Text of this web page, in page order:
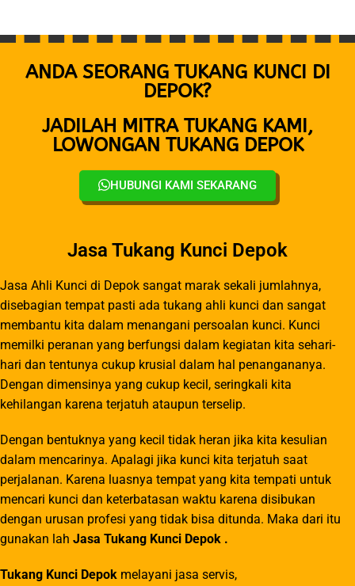
ANDA SEORANG TUKANG KUNCI DI
DEPOK?
JADILAH MITRA TUKANG KAMI,
LOWONGAN TUKANG DEPOK
HUBUNGI KAMI SEKARANG
Jasa Tukang Kunci Depok
Jasa Ahli Kunci di Depok sangat marak sekali jumlahnya,
disebagian tempat pasti ada tukang ahli kunci dan sangat
membantu kita dalam menangani persoalan kunci. Kunci
memilki peranan yang berfungsi dalam kegiatan kita sehari-
hari dan tentunya cukup krusial dalam hal penangananya.
Dengan dimensinya yang cukup kecil, seringkali kita
kehilangan karena terjatuh ataupun terselip.
Dengan bentuknya yang kecil tidak heran jika kita kesulian
dalam mencarinya. Apalagi jika kunci kita terjatuh saat
perjalanan. Karena luasnya tempat yang kita tempati untuk
mencari kunci dan keterbatasan waktu karena disibukan
dengan urusan profesi yang tidak bisa ditunda. Maka dari itu
gunakan lah Jasa Tukang Kunci Depok .
Tukang Kunci Depok melayani jasa servis,